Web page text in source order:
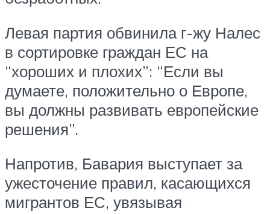
Левая партия обвинила г-жу Налес
в сортировке граждан ЕС на
“хороших и плохих”: “Если вы
думаете, положительно о Европе,
вы должны развивать европейские
решения”.
Напротив, Бавария выступает за
ужесточение правил, касающихся
мигрантов ЕС, увязывая